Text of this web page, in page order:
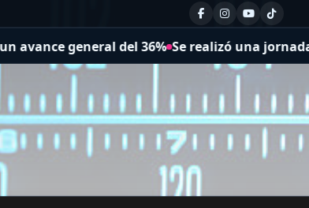
Se realizó una jornada de prevención del suicidio